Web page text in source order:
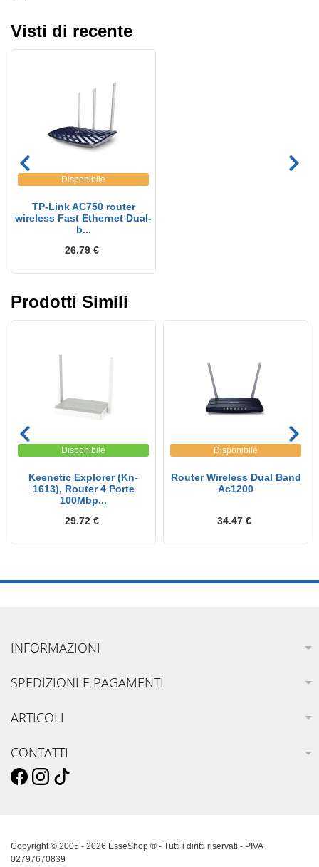
Visti di recente
Disponibile
TP-Link AC750 router
wireless Fast Ethernet Dual-
b...
26.79 €
Prodotti Simili
Disponibile
Keenetic Explorer (Kn-
1613), Router 4 Porte
100Mbp...
29.72 €
Disponibile
Router Wireless Dual Band
Ac1200
34.47 €
INFORMAZIONI
SPEDIZIONI E PAGAMENTI
ARTICOLI
CONTATTI
Copyright © 2005 - 2026 EsseShop ® - Tutti i diritti riservati - PIVA
02797670839